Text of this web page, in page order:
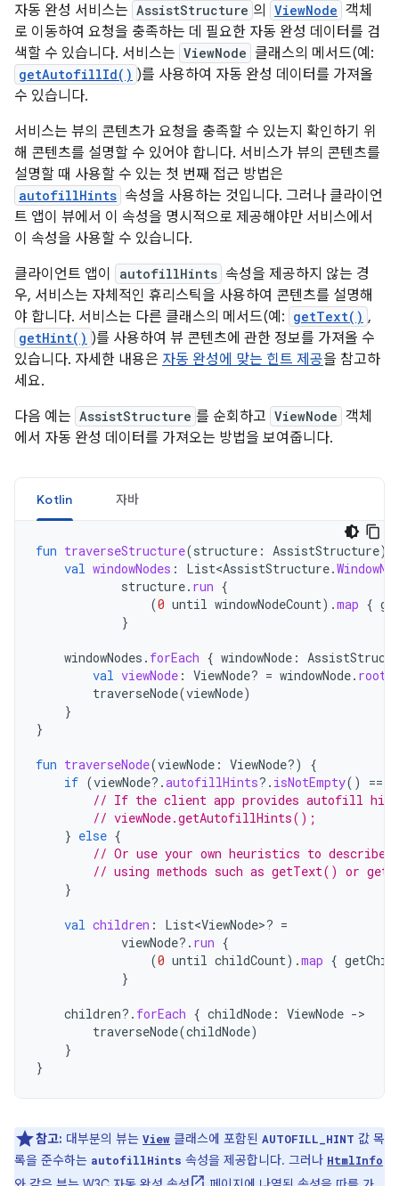
자동 완성 서비스는 AssistStructure 의 ViewNode 객체
로 이동하여 요청을 충족하는 데 필요한 자동 완성 데이터를 검
색할 수 있습니다. 서비스는 ViewNode 클래스의 메서드(예:
getAutofillId() )를 사용하여 자동 완성 데이터를 가져올
수 있습니다.
서비스는 뷰의 콘텐츠가 요청을 충족할 수 있는지 확인하기 위
해 콘텐츠를 설명할 수 있어야 합니다. 서비스가 뷰의 콘텐츠를
설명할 때 사용할 수 있는 첫 번째 접근 방법은
autofillHints 속성을 사용하는 것입니다. 그러나 클라이언
트 앱이 뷰에서 이 속성을 명시적으로 제공해야만 서비스에서
이 속성을 사용할 수 있습니다.
클라이언트 앱이
autofillHints 속성을 제공하지 않는 경
우, 서비스는 자체적인 휴리스틱을 사용하여 콘텐츠를 설명해
야 합니다. 서비스는 다른 클래스의 메서드(예: getText() ,
getHint() )를 사용하여 뷰 콘텐츠에 관한 정보를 가져올 수
있습니다. 자세한 내용은 자동 완성에 맞는 힌트 제공을 참고하
세요.
다음 예는 AssistStructure 를 순회하고 ViewNode 객체
에서 자동 완성 데이터를 가져오는 방법을 보여줍니다.
Kotlin 자바
fun traverseStructure(structure : AssistStructure)
val windowNodes : List<AssistStructure.
structure. run {
(0 until windowNodeCount).map {
}
windowNodes . forEach { windowNode :
val viewNode : ViewNode? = windowNode.
traverseNode(viewNode)
}
}
fun traverseNode(viewNode : ViewNode?)
{
if (viewNode?.autofillHints?. isNotEmpty() ==
// If the client app provides autofill
// viewNode.getAutofillHints();
} else {
// Or use your own heuristics to describe
// using methods such as getText() or
}
val children : List<ViewNode>? =
viewNode?. run {
(0 until childCount).map {
}
children?. forEach { childNode : ViewNode -
traverseNode(childNode)
}
}
참고: 대부분의 뷰는 View 클래스에 포함된 AUTOFILL_HINT 값 목
록을 준수하는 autofillHints 속성을 제공합니다. 그러나 HtmlInfo